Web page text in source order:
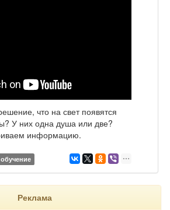
что на свет появятся
У них одна душа или две?
информацию.
обучение
Реклама